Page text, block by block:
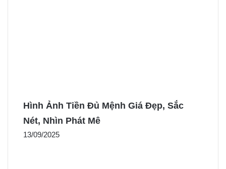
Hình Ảnh Tiền Đủ Mệnh Giá Đẹp, Sắc
Nét, Nhìn Phát Mê
13/09/2025